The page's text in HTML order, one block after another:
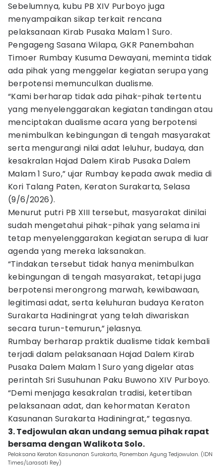
Sebelumnya, kubu PB XIV Purboyo juga
menyampaikan sikap terkait rencana
pelaksanaan Kirab Pusaka Malam 1 Suro.
Pengageng Sasana Wilapa, GKR Panembahan
Timoer Rumbay Kusuma Dewayani, meminta tidak
ada pihak yang menggelar kegiatan serupa yang
berpotensi memunculkan dualisme.
“Kami berharap tidak ada pihak-pihak tertentu
yang menyelenggarakan kegiatan tandingan atau
menciptakan dualisme acara yang berpotensi
menimbulkan kebingungan di tengah masyarakat
serta mengurangi nilai adat leluhur, budaya, dan
kesakralan Hajad Dalem Kirab Pusaka Dalem
Malam 1 Suro,” ujar Rumbay kepada awak media di
Kori Talang Paten, Keraton Surakarta, Selasa
(9/6/2026).
Menurut putri PB XIII tersebut, masyarakat dinilai
sudah mengetahui pihak-pihak yang selama ini
tetap menyelenggarakan kegiatan serupa di luar
agenda yang mereka laksanakan.
“Tindakan tersebut tidak hanya menimbulkan
kebingungan di tengah masyarakat, tetapi juga
berpotensi merongrong marwah, kewibawaan,
legitimasi adat, serta keluhuran budaya Keraton
Surakarta Hadiningrat yang telah diwariskan
secara turun-temurun,” jelasnya.
Rumbay berharap praktik dualisme tidak kembali
terjadi dalam pelaksanaan Hajad Dalem Kirab
Pusaka Dalem Malam 1 Suro yang digelar atas
perintah Sri Susuhunan Paku Buwono XIV Purboyo.
“Demi menjaga kesakralan tradisi, ketertiban
pelaksanaan adat, dan kehormatan Keraton
Kasunanan Surakarta Hadiningrat,” tegasnya.
3. Tedjowulan akan undang semua pihak rapat
bersama dengan Walikota Solo.
Pelaksana Keraton Kasunanan Surakarta, Panemban Agung Tedjowulan. (IDN
Times/Larasati Rey)